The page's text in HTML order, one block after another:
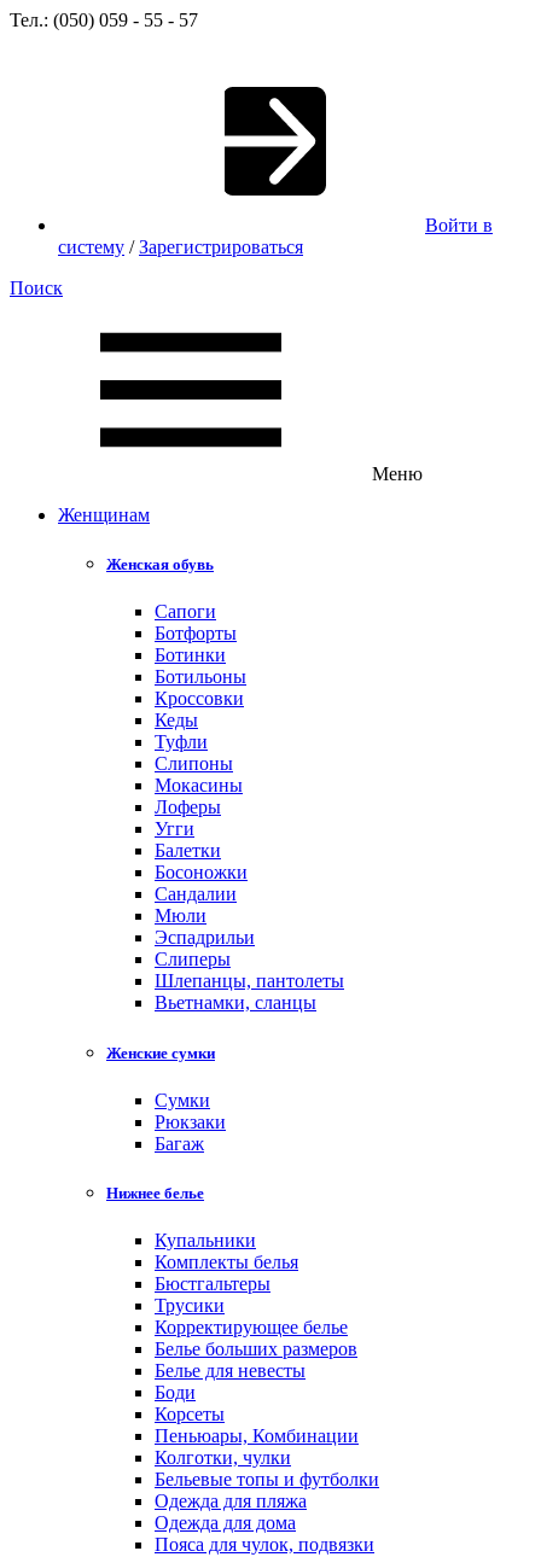
Тел.: (050) 059 - 55 - 57
Войти в
систему /Зарегистрироваться
Поиск
Меню
Женщинам
Женская обувь
Сапоги
Ботфорты
Ботинки
Ботильоны
Кроссовки
Кеды
Туфли
Слипоны
Мокасины
Лоферы
Угги
Балетки
Босоножки
Сандалии
Мюли
Эспадрильи
Слиперы
Шлепанцы, пантолеты
Вьетнамки, сланцы
Женские сумки
Cумки
Рюкзаки
Багаж
Нижнее белье
Купальники
Комплекты белья
Бюстгальтеры
Трусики
Корректирующее белье
Белье больших размеров
Белье для невесты
Боди
Корсеты
Пеньюары, Комбинации
Колготки, чулки
Бельевые топы и футболки
Одежда для пляжа
Одежда для дома
Пояса для чулок, подвязки